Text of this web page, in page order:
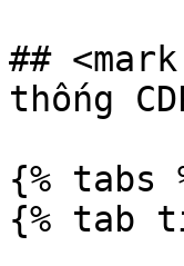
##
thống
{% tabs
{% tab